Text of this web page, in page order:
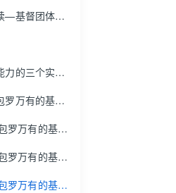
第01篇（使徒行传的继续—基督团体的继续）
第03篇（借着主恢复中能力的三个实质—祷告、那灵与话—维持同心合意）
第04篇（复活、升天、包罗万有的基督）
周一（复活、升天、包罗万有的基督）
周二（复活、升天、包罗万有的基督）
周三（复活、升天、包罗万有的基督）